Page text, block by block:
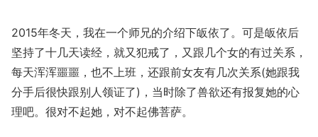
2015年冬天，我在一个师兄的介绍下皈依了。可是皈依后
坚持了十几天读经，就又犯戒了，又跟几个女的有过关系，
每天浑浑噩噩，也不上班，还跟前女友有几次关系(她跟我
分手后很快跟别人领证了)，当时除了兽欲还有报复她的心
理吧。很对不起她，对不起佛菩萨。